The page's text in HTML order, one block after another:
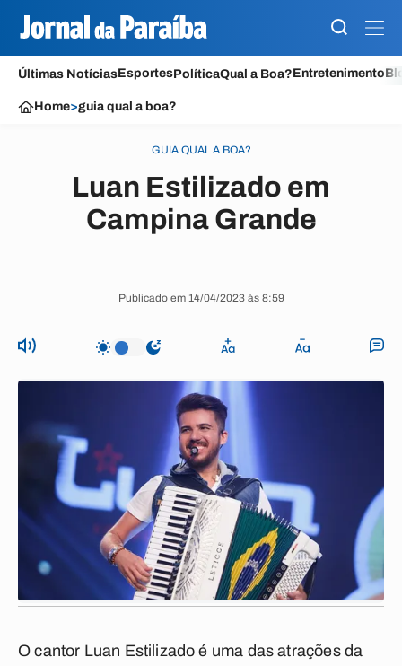
Últimas NotíciasEsportesPolíticaQual a Boa?Entretenimento
Home>guia qual a boa?
GUIA QUAL A BOA?
Luan Estilizado em
Campina Grande
Publicado em 14/04/2023 às 8:59
O cantor Luan Estilizado é uma das atrações da